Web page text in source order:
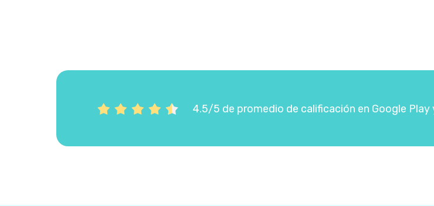
4.5/5 de promedio de calificación en Google